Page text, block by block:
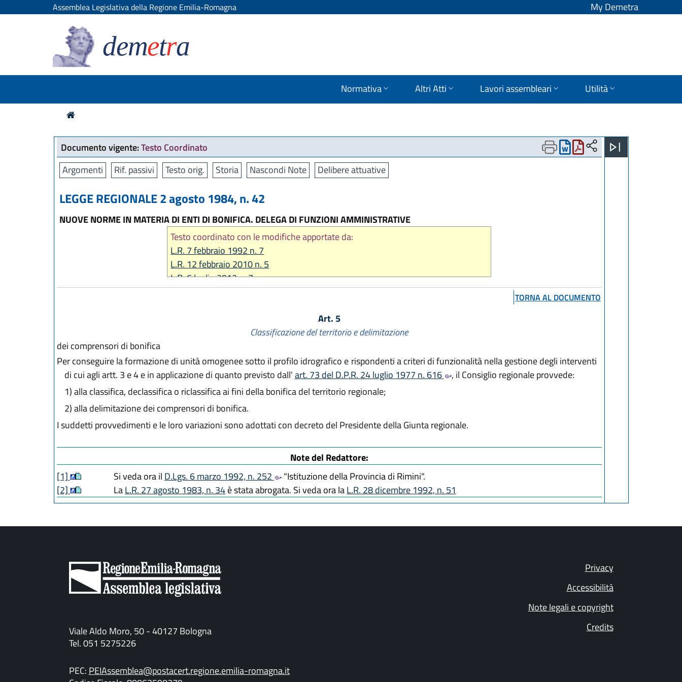
Assemblea Legislativa della Regione Emilia-Romagna My Demetra
demetra
Normativa Altri Atti Lavori assembleari Utilità
Documento vigente:Testo Coordinato
Argomenti
Rif. passivi Testo orig. Storia Nascondi Note Delibere attuative
LEGGE REGIONALE 2 agosto 1984, n. 42
NUOVE NORME IN MATERIA DI ENTI DI BONIFICA. DELEGA DI FUNZIONI AMMINISTRATIVE
Testo coordinato con le modifiche apportate da:
L.R. 7 febbraio 1992 n. 7
L.R. 12 febbraio 2010 n. 5
L.R. 6 luglio 2012 n. 7
L.R. 27 dicembre 2017, n. 25
L.R. 28 luglio 2023, n. 10
L.R. 28 luglio 2026, n. 9
TORNA AL DOCUMENTO
Art. 5
Classificazione del territorio e delimitazione
dei comprensori di bonifica
Per conseguire la formazione di unità omogenee sotto il profilo idrografico e rispondenti a criteri di funzionalità nella gestione degli interventi
di cui agli artt. 3 e 4 e in applicazione di quanto previsto dall'art. 73 del D.P.R. 24 luglio 1977 n. 616
, il Consiglio regionale provvede:
1)alla classifica, declassifica o riclassifica ai fini della bonifica del territorio regionale;
2)alla delimitazione dei comprensori di bonifica.
I suddetti provvedimenti e le loro variazioni sono adottati con decreto del Presidente della Giunta regionale.
Note del Redattore:
[1]
Si veda ora il D.Lgs. 6 marzo 1992, n. 252
"Istituzione della Provincia di Rimini".
[2]
LaL.R. 27 agosto 1983, n. 34è stata abrogata. Si veda ora laL.R. 28 dicembre 1992, n. 51
Viale Aldo Moro, 50 - 40127 Bologna
Tel. 051 5275226
PEC: PEIAssemblea@postacert.regione.emilia-romagna.it
Privacy
Accessibilità
Note legali e copyright
Credits